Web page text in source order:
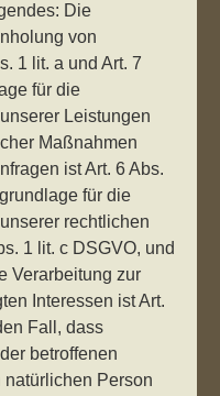
Die
von
1 lit. a und Art. 7
für die
Leistungen
Maßnahmen
ist Art. 6 Abs.
für die
rechtlichen
1 lit. c DSGVO, und
Verarbeitung zur
Interessen ist Art.
Fall, dass
betroffenen
natürlichen Person